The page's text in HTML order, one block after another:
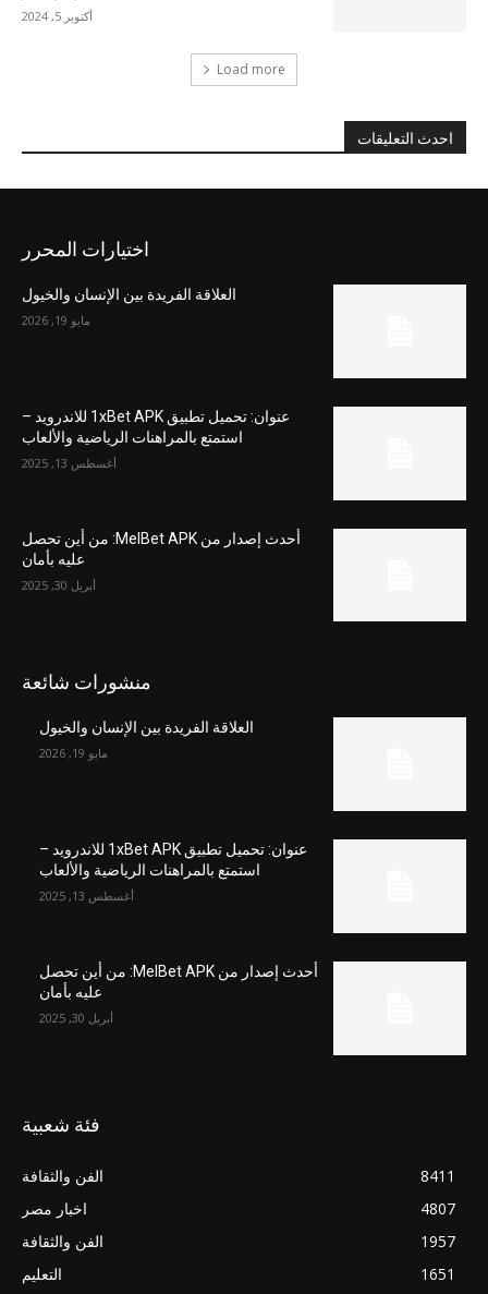
أكتوبر 5, 2024
Load more
احدث التعليقات
اختيارات المحرر
العلاقة الفريدة بين الإنسان والخيول
مايو 19, 2026
عنوان: تحميل تطبيق 1xBet APK للاندرويد –
استمتع بالمراهنات الرياضية والألعاب
أغسطس 13, 2025
أحدث إصدار من MelBet APK: من أين تحصل
عليه بأمان
أبريل 30, 2025
منشورات شائعة
العلاقة الفريدة بين الإنسان والخيول
مايو 19, 2026
عنوان: تحميل تطبيق 1xBet APK للاندرويد –
استمتع بالمراهنات الرياضية والألعاب
أغسطس 13, 2025
أحدث إصدار من MelBet APK: من أين تحصل
عليه بأمان
أبريل 30, 2025
فئة شعبية
الفن والثقافة
8411
اخبار مصر
4807
الفن والثقافة
1957
التعليم
1651